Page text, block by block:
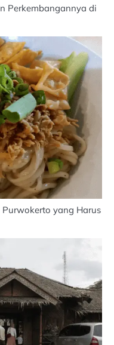
Perkembangannya di
yang Harus